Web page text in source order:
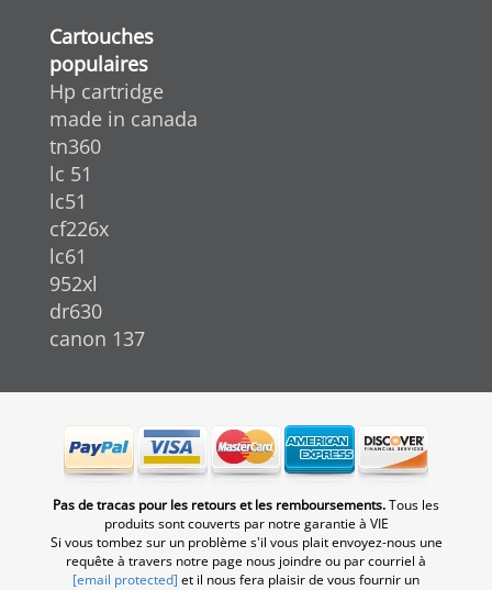
Cartouches
populaires
Hp cartridge
made in canada
tn360
lc 51
lc51
cf226x
lc61
952xl
dr630
canon 137
Pas de tracas pour les retours et les remboursements.Tous les
produits sont couverts par notre garantie à VIE
Si vous tombez sur un problème s'il vous plait envoyez-nous une
requête à travers notre page nous joindre ou par courriel à
[email protected] et il nous fera plaisir de vous fournir un